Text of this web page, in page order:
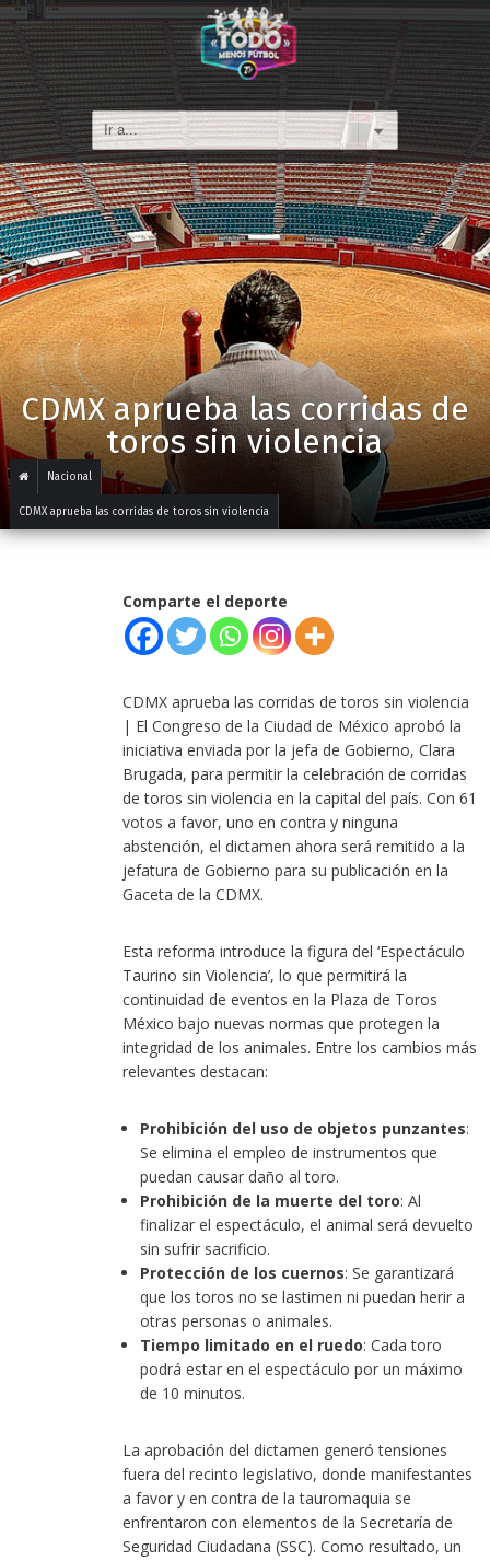
CDMX aprueba las corridas de
toros sin violencia
Nacional
CDMX aprueba las corridas de toros sin violencia
Comparte el deporte
CDMX aprueba las corridas de toros sin violencia
| El Congreso de la Ciudad de México aprobó la
iniciativa enviada por la jefa de Gobierno, Clara
Brugada, para permitir la celebración de corridas
de toros sin violencia en la capital del país. Con 61
votos a favor, uno en contra y ninguna
abstención, el dictamen ahora será remitido a la
jefatura de Gobierno para su publicación en la
Gaceta de la CDMX.
Esta reforma introduce la figura del ‘Espectáculo
Taurino sin Violencia’, lo que permitirá la
continuidad de eventos en la Plaza de Toros
México bajo nuevas normas que protegen la
integridad de los animales. Entre los cambios más
relevantes destacan:
Prohibición del uso de objetos punzantes:
Se elimina el empleo de instrumentos que
puedan causar daño al toro.
Prohibición de la muerte del toro: Al
finalizar el espectáculo, el animal será devuelto
sin sufrir sacrificio.
Protección de los cuernos: Se garantizará
que los toros no se lastimen ni puedan herir a
otras personas o animales.
Tiempo limitado en el ruedo: Cada toro
podrá estar en el espectáculo por un máximo
de 10 minutos.
La aprobación del dictamen generó tensiones
fuera del recinto legislativo, donde manifestantes
a favor y en contra de la tauromaquia se
enfrentaron con elementos de la Secretaría de
Seguridad Ciudadana (SSC). Como resultado, un